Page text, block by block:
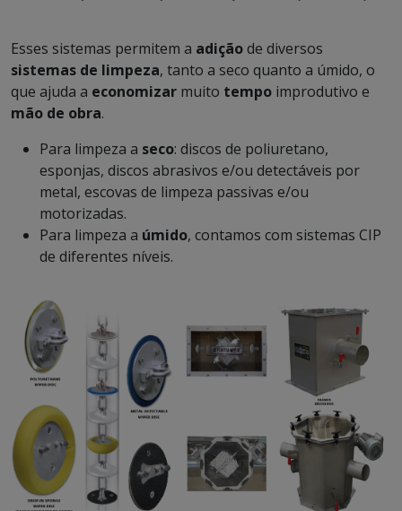
Esses sistemas permitem a adiçãode diversos
sistemas de limpeza, tanto a seco quanto a úmido, o
que ajuda a economizar muito tempo improdutivo e
mão de obra.
Para limpeza a seco: discos de poliuretano,
esponjas, discos abrasivos e/ou detectáveis por
metal, escovas de limpeza passivas e/ou
motorizadas.
Para limpeza a úmido, contamos com sistemas CIP
de diferentes níveis.